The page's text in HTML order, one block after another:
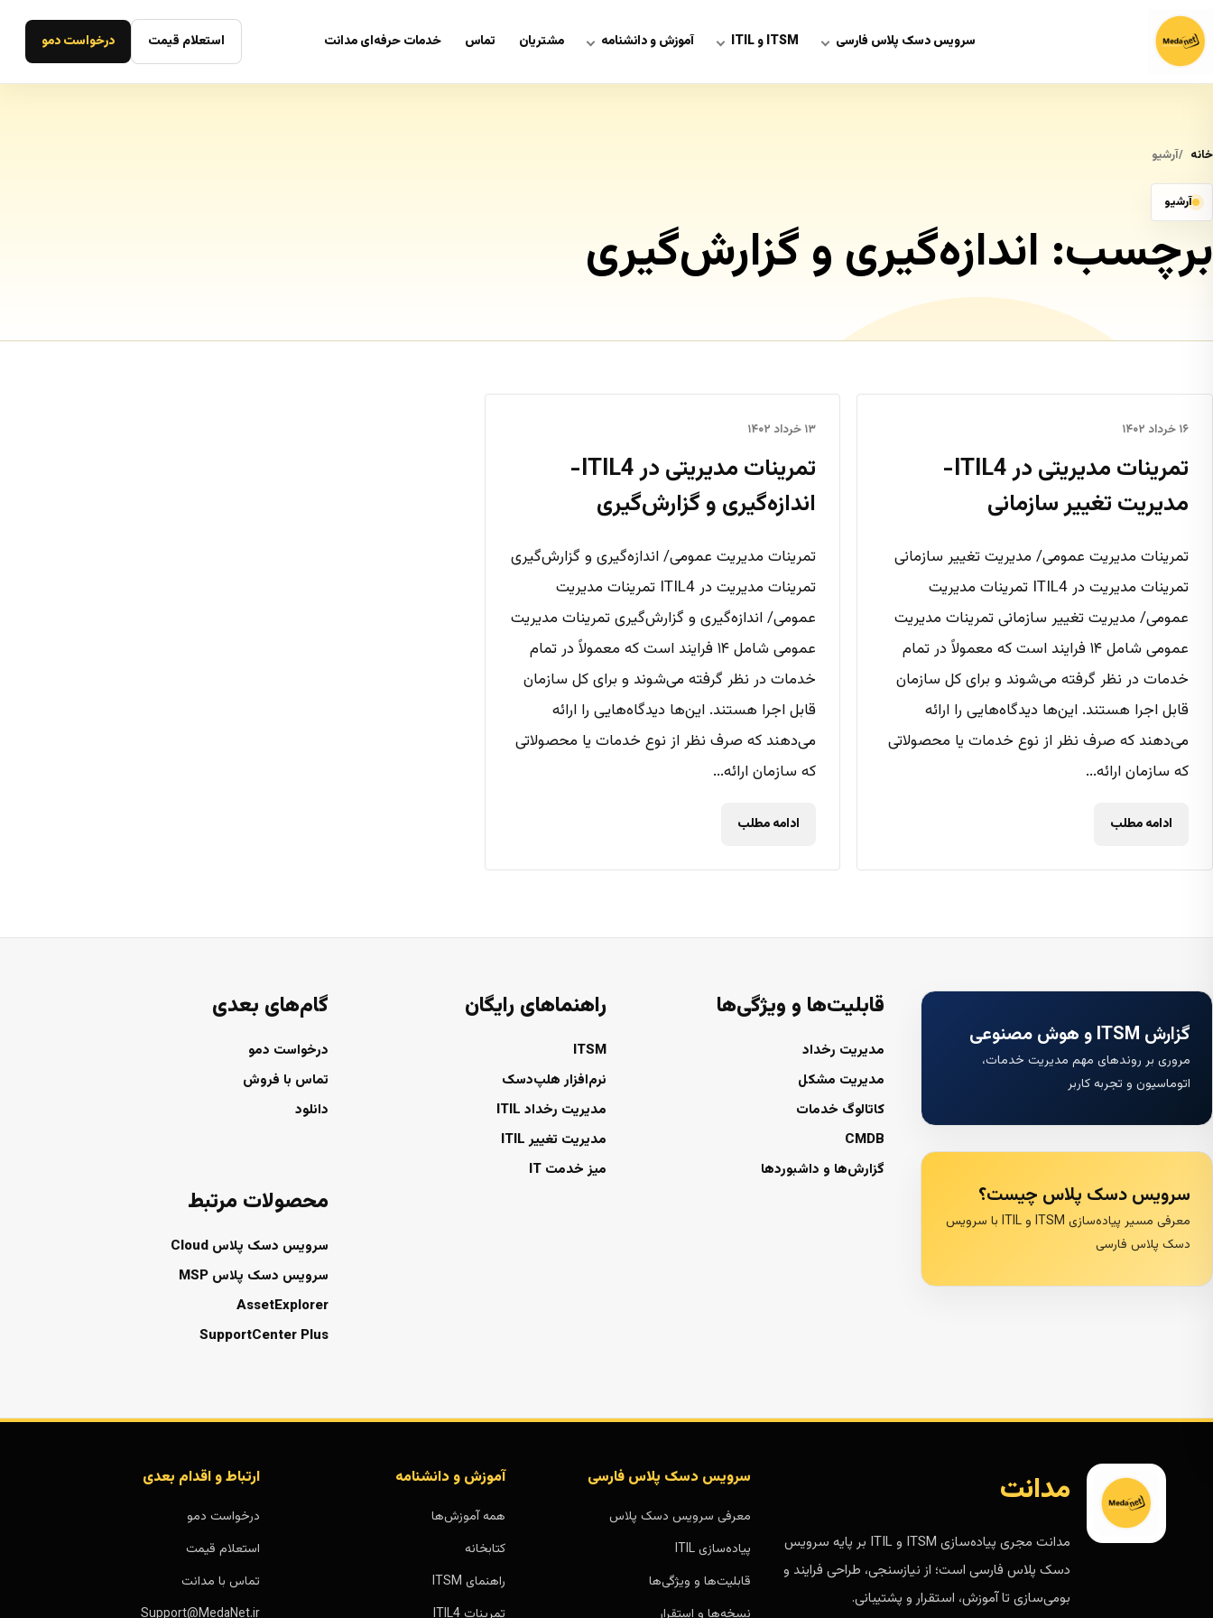
سرویس دسک پلاس فارسی ITSM و ITIL آموزش و دانشنامه مشتریان تماس خدمات حرفه‌ای مدانت استعلام قیمت درخواست دمو
خانه آرشیو
آرشیو
برچسب: اندازه‌گیری و گزارش‌گیری
۱۶ خرداد ۱۴۰۲
تمرینات مدیریتی در ITIL4-
مدیریت تغییر سازمانی
تمرینات مدیریت عمومی/ مدیریت تغییر سازمانی
تمرینات مدیریت در ITIL4 تمرینات مدیریت
عمومی/ مدیریت تغییر سازمانی تمرینات مدیریت
عمومی شامل ۱۴ فرایند است که معمولاً در تمام
خدمات در نظر گرفته می‌شوند و برای کل سازمان
قابل اجرا هستند. این‌ها دیدگاه‌هایی را ارائه
می‌دهند که صرف نظر از نوع خدمات یا محصولاتی
که سازمان ارائه...
ادامه مطلب
۱۳ خرداد ۱۴۰۲
تمرینات مدیریتی در ITIL4-
اندازه‌گیری و گزارش‌گیری
تمرینات مدیریت عمومی/ اندازه‌گیری و گزارش‌گیری
تمرینات مدیریت در ITIL4 تمرینات مدیریت
عمومی/ اندازه‌گیری و گزارش‌گیری تمرینات مدیریت
عمومی شامل ۱۴ فرایند است که معمولاً در تمام
خدمات در نظر گرفته می‌شوند و برای کل سازمان
قابل اجرا هستند. این‌ها دیدگاه‌هایی را ارائه
می‌دهند که صرف نظر از نوع خدمات یا محصولاتی
که سازمان ارائه...
ادامه مطلب
گزارش ITSM و هوش مصنوعی
مروری بر روندهای مهم مدیریت خدمات،
اتوماسیون و تجربه کاربر
سرویس دسک پلاس چیست؟
معرفی مسیر پیاده‌سازی ITSM و ITIL با سرویس
دسک پلاس فارسی
قابلیت‌ها و ویژگی‌ها
مدیریت رخداد
مدیریت مشکل
کاتالوگ خدمات
CMDB
گزارش‌ها و داشبوردها
راهنماهای رایگان
ITSM
نرم‌افزار هلپ‌دسک
مدیریت رخداد ITIL
مدیریت تغییر ITIL
میز خدمت IT
گام‌های بعدی
درخواست دمو
تماس با فروش
دانلود
محصولات مرتبط
سرویس دسک پلاس Cloud
سرویس دسک پلاس MSP
AssetExplorer
SupportCenter Plus
مدانت
مدانت مجری پیاده‌سازی ITSM و ITIL بر پایه سرویس
دسک پلاس فارسی است؛ از نیازسنجی، طراحی فرایند و
بومی‌سازی تا آموزش، استقرار و پشتیبانی.
سرویس دسک پلاس فارسی
معرفی سرویس دسک پلاس
پیاده‌سازی ITIL
قابلیت‌ها و ویژگی‌ها
آموزش و دانشنامه
همه آموزش‌ها
کتابخانه
راهنمای ITSM
ارتباط و اقدام بعدی
درخواست دمو
استعلام قیمت
تماس با مدانت